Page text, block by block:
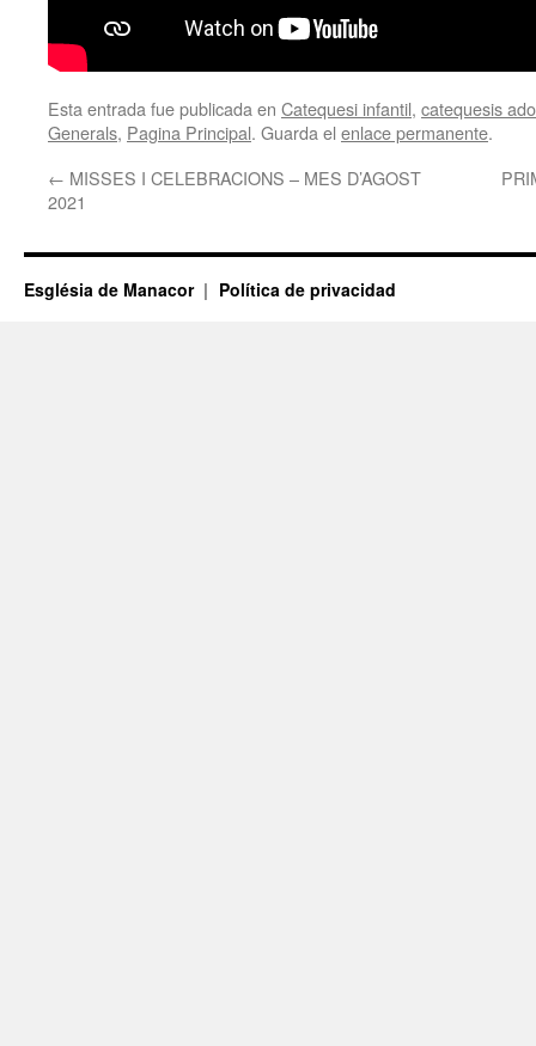
Esta entrada fue publicada en Catequesi infantil, catequesis
Generals, Pagina Principal. Guarda el enlace permanente.
← MISSES I CELEBRACIONS – MES D’AGOST
2021
Església de Manacor Política de privacidad